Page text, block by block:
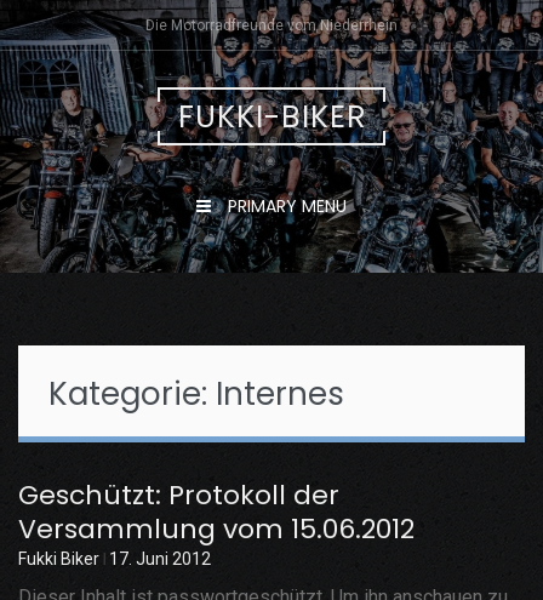
to
content
Die Motorradfreunde vom Niederrhein
FUKKI-BIKER
PRIMARY MENU
Kategorie: Internes
Geschützt: Protokoll der
Versammlung vom 15.06.2012
Fukki Biker 17. Juni 2012